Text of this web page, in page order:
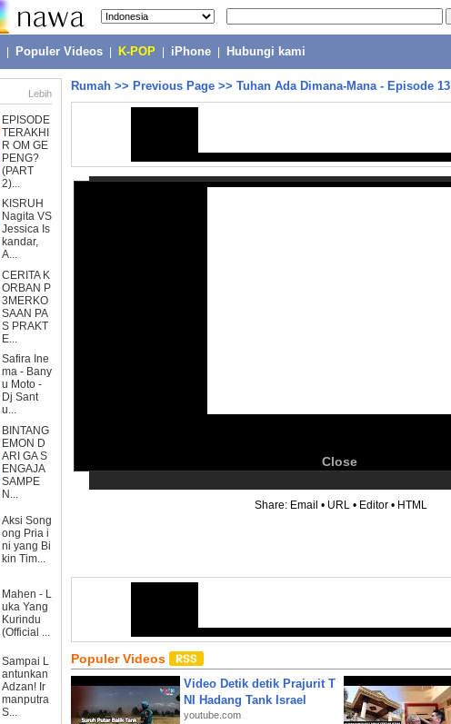
Populer Videos K-POP iPhone Hubungi kami
Lebih
EPISODE
TERAKHI
R OM GE
PENG?
(PART
2)...
KISRUH
Nagita VS
Jessica Is
kandar,
A...
CERITA K
ORBAN P
3MERKO
SAAN PA
S PRAKT
E...
Safira Ine
ma - Bany
u Moto -
Dj Sant
u...
BINTANG
EMON D
ARI GA S
ENGAJA
SAMPE
N...
Aksi Song
ong Pria i
ni yang Bi
kin Tim...
Mahen - L
uka Yang
Kurindu
(Official ...
Sampai L
antunkan
Adzan! Ir
manputra
S...
Rumah >> Previous Page >> Tuhan Ada Dimana-Mana - Episode 13
Close
Share: Email • URL • Editor • HTML
Populer Videos
Video Detik detik Prajurit T
NI Hadang Tank Israel
youtube.com